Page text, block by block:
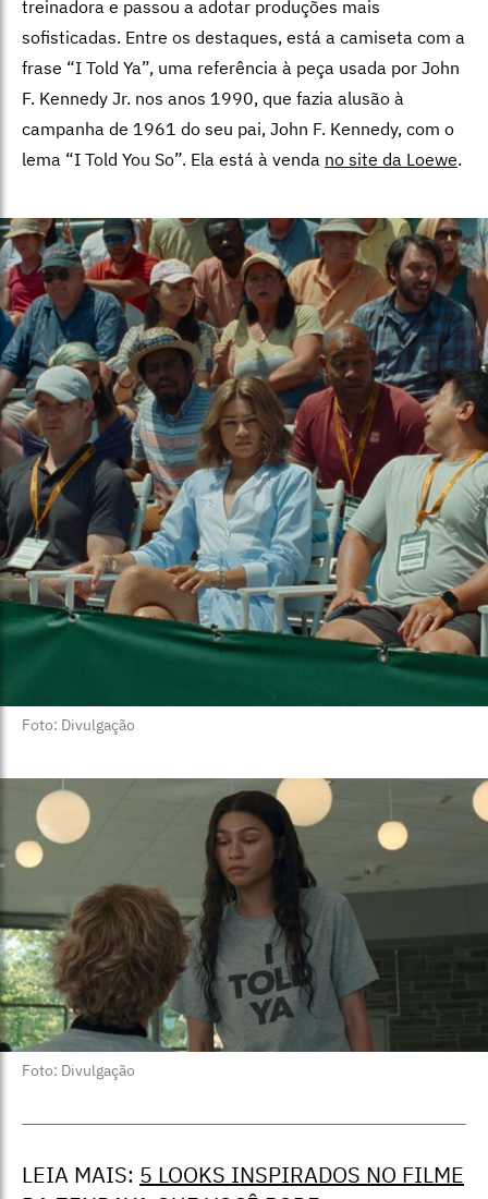
treinadora e passou a adotar produções mais
sofisticadas. Entre os destaques, está a camiseta com a
frase “I Told Ya”, uma referência à peça usada por John
F. Kennedy Jr. nos anos 1990, que fazia alusão à
campanha de 1961 do seu pai, John F. Kennedy, com o
lema “I Told You So”. Ela está à venda no site da Loewe.
Foto: Divulgação
Foto: Divulgação
LEIA MAIS: 5 LOOKS INSPIRADOS NO FILME